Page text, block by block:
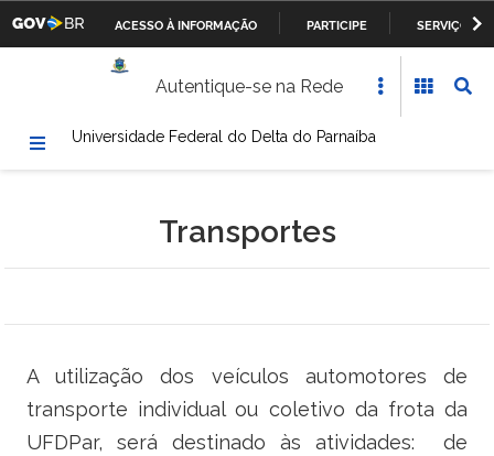
PARA
CONTEÚDO
ACESSO À INFORMAÇÃO PARTICIPE
SERVIÇOS
Ministério da Defesa
Ministério da Educação
Autentique-se na Rede
Universidade Federal do Delta do Parnaíba
Transportes
A utilização dos veículos automotores de
transporte individual ou coletivo da frota da
UFDPar, será destinado às atividades: de